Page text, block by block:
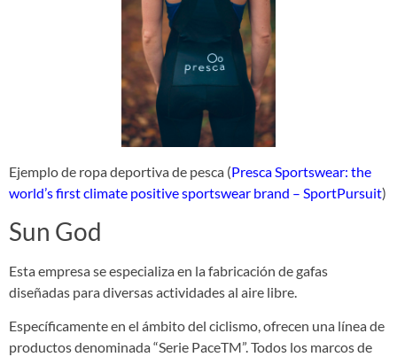
Ejemplo de ropa deportiva de pesca (Presca Sportswear: the
world’s first climate positive sportswear brand – SportPursuit)
Sun God
Esta empresa se especializa en la fabricación de gafas
diseñadas para diversas actividades al aire libre.
Específicamente en el ámbito del ciclismo, ofrecen una línea de
productos denominada “Serie PaceTM”. Todos los marcos de